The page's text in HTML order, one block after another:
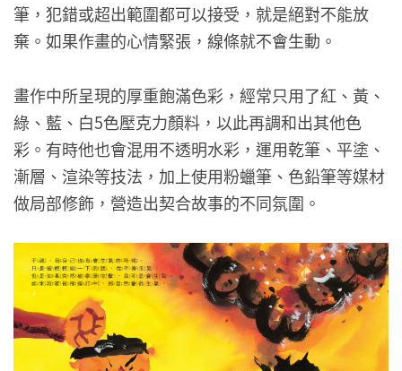
筆，犯錯或超出範圍都可以接受，就是絕對不能放
棄。如果作畫的心情緊張，線條就不會生動。
畫作中所呈現的厚重飽滿色彩，經常只用了紅、黃、
綠、藍、白5色壓克力顏料，以此再調和出其他色
彩。有時他也會混用不透明水彩，運用乾筆、平塗、
漸層、渲染等技法，加上使用粉蠟筆、色鉛筆等媒材
做局部修飾，營造出契合故事的不同氛圍。